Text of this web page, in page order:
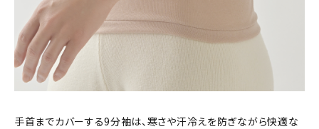
手首までカバーする9分袖は、寒さや汗冷えを防ぎながら快適な